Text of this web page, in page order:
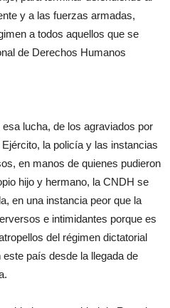
y a las fuerzas armadas,
a todos aquellos que se
de Derechos Humanos
lucha, de los agraviados por
la policía y las instancias
en manos de quienes pudieron
hijo y hermano, la CNDH se
en una instancia peor que la
e intimidantes porque es
del régimen dictatorial
país desde la llegada de